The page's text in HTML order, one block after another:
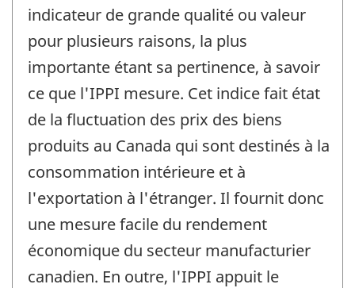
indicateur de grande qualité ou valeur
pour plusieurs raisons, la plus
importante étant sa pertinence, à savoir
ce que l'IPPI mesure. Cet indice fait état
de la fluctuation des prix des biens
produits au Canada qui sont destinés à la
consommation intérieure et à
l'exportation à l'étranger. Il fournit donc
une mesure facile du rendement
économique du secteur manufacturier
canadien. En outre, l'IPPI appuit le